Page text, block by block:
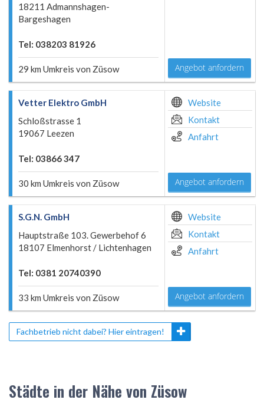
18211 Admannshagen-
Bargeshagen
Tel: 038203 81926
29 km Umkreis von Züsow Angebot anfordern
Vetter Elektro GmbH
Schloßstrasse 1
19067 Leezen
Tel: 03866 347
30 km Umkreis von Züsow
Website
Kontakt
Anfahrt
Angebot anfordern
S.G.N. GmbH
Hauptstraße 103. Gewerbehof 6
18107 Elmenhorst / Lichtenhagen
Tel: 0381 20740390
33 km Umkreis von Züsow
Website
Kontakt
Anfahrt
Angebot anfordern
Fachbetrieb nicht dabei? Hier eintragen!
Städte in der Nähe von Züsow